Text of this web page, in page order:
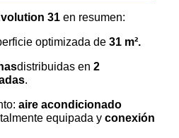
31 en resumen:
optimizada de 31 m².
distribuidas en 2
.
aire acondicionado
equipada y conexión